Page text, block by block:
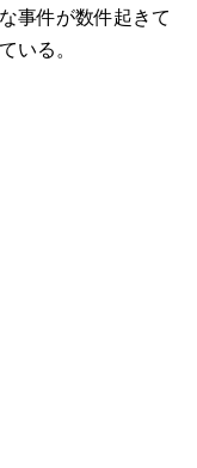
事件が数件起きて
いる。